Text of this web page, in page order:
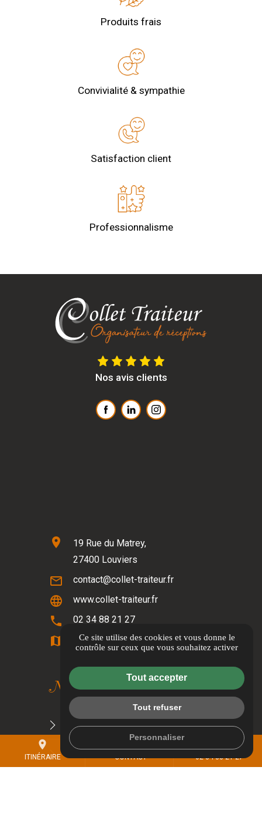
Produits frais
Convivialité & sympathie
Satisfaction client
Professionnalisme
place
ITINÉRAIRE CONTACT 02 34 88 21 27
Nos avis clients
location_on
19 Rue du Matrey,
27400 Louviers
mail_outline contact@collet-traiteur.fr
language www.collet-traiteur.fr
phone 02 34 88 21 27
map Itinéraire
Nos brochures
NOTRE PROMESSE À LA PLANÈTE
Ce site utilise des cookies et vous donne le
contrôle sur ceux que vous souhaitez activer
Tout accepter
Tout refuser
Personnaliser